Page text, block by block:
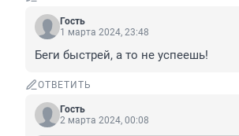
Гость
1 марта 2024, 23:48
Беги быстрей, а то не успеешь!
ОТВЕТИТЬ
Гость
2 марта 2024, 00:08